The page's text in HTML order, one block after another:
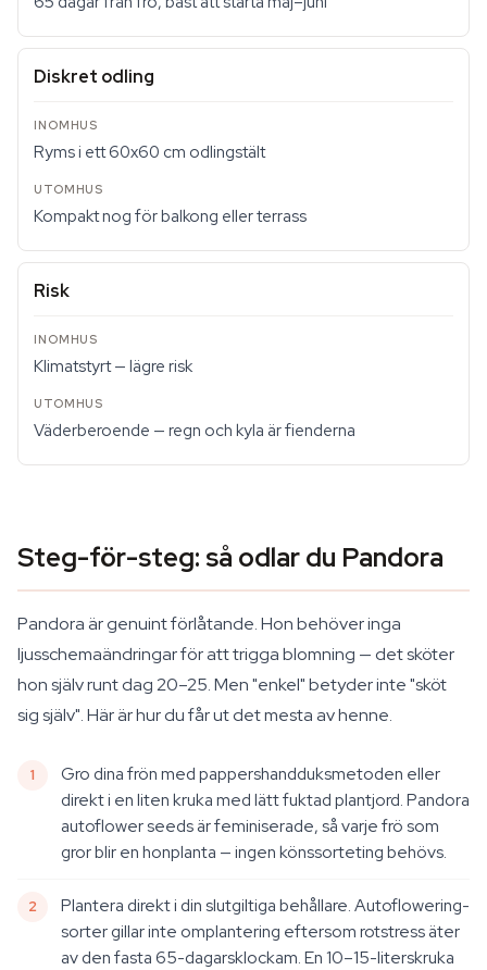
Diskret odling
Ryms i ett 60x60 cm odlingstält
Kompakt nog för balkong eller terrass
Risk
Klimatstyrt — lägre risk
Väderberoende — regn och kyla är fienderna
Steg-för-steg: så odlar du Pandora
Pandora är genuint förlåtande. Hon behöver inga
ljusschemaändringar för att trigga blomning — det sköter
hon själv runt dag 20–25. Men "enkel" betyder inte "sköt
sig själv". Här är hur du får ut det mesta av henne.
Gro dina frön med pappershandduksmetoden eller
direkt i en liten kruka med lätt fuktad plantjord. Pandora
autoflower seeds är feminiserade, så varje frö som
gror blir en honplanta — ingen könssorteting behövs.
Plantera direkt i din slutgiltiga behållare. Autoflowering-
sorter gillar inte omplantering eftersom rotstress äter
av den fasta 65-dagarsklockam. En 10–15-literskruka